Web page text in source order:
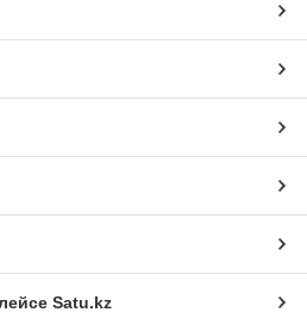
Satu.kz